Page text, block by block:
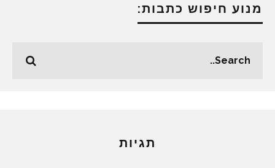
מנוע חיפוש כתבות:
תגיות